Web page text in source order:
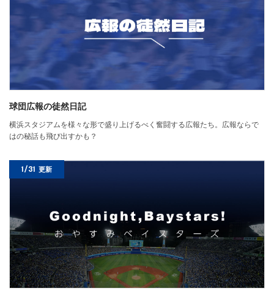
球団広報の徒然日記
横浜スタジアムを様々な形で盛り上げるべく奮闘する広報たち。広報ならで
はの秘話も飛び出すかも？
1/31 更新